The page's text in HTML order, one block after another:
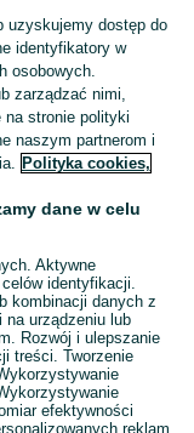
Sprzedaż poradników i albumów Gdańsk ▶️ kulinaria, sztuka, fotografia i inne ✅ Nowe i używane w super cenach ✌ Kupuj i sprzedawaj na OLX.pl! Zobacz
uzyskujemy dostęp do
identyfikatory w
osobowych.
zarządzać nimi,
na stronie polityki
naszym partnerom i
Polityka cookies,
dane w celu
Aktywne
identyfikacji.
kombinacji danych z
na urządzeniu lub
Rozwój i ulepszanie
treści. Tworzenie
efektywności
reklam.